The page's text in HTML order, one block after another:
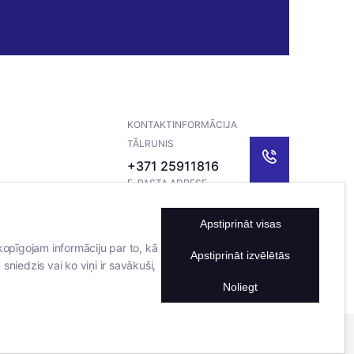
KONTAKTINFORMĀCIJA
TĀLRUNIS
+371 25911816
E-PASTA ADRESE
info@bertasnams.lv
informāciju par to, kā
vai ko viņi ir savākuši,
Apstiprināt visas
Apstiprināt izvēlētās
Noliegt